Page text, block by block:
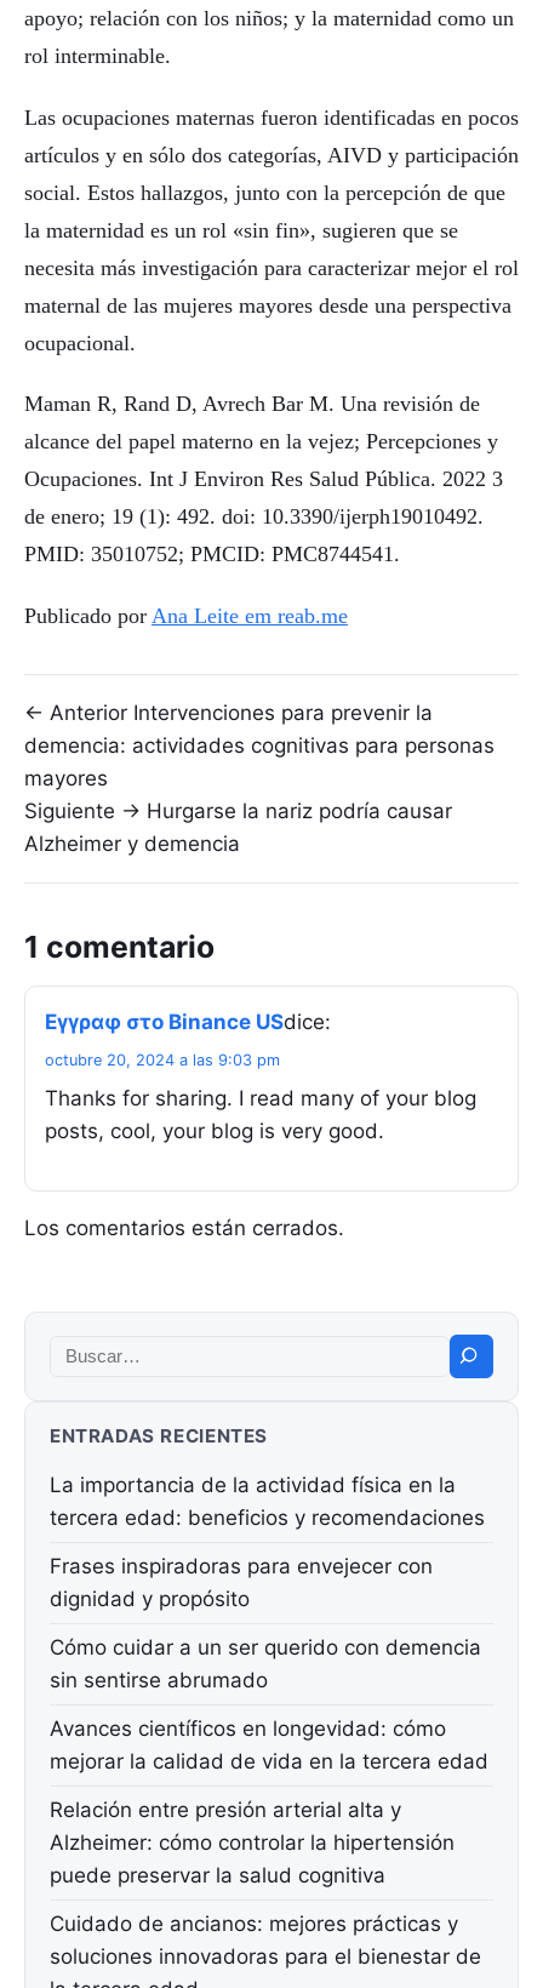
apoyo; relación con los niños; y la maternidad como un
rol interminable.
Las ocupaciones maternas fueron identificadas en pocos
artículos y en sólo dos categorías, AIVD y participación
social. Estos hallazgos, junto con la percepción de que
la maternidad es un rol «sin fin», sugieren que se
necesita más investigación para caracterizar mejor el rol
maternal de las mujeres mayores desde una perspectiva
ocupacional.
Maman R, Rand D, Avrech Bar M. Una revisión de
alcance del papel materno en la vejez; Percepciones y
Ocupaciones. Int J Environ Res Salud Pública. 2022 3
de enero; 19 (1): 492. doi: 10.3390/ijerph19010492.
PMID: 35010752; PMCID: PMC8744541.
Publicado por Ana Leite em reab.me
Navegación de entradas
← Anterior Intervenciones para prevenir la
demencia: actividades cognitivas para personas
mayores
Siguiente → Hurgarse la nariz podría causar
Alzheimer y demencia
1 comentario
Εγγραφ στο Binance USdice:
octubre 20, 2024 a las 9:03 pm
Thanks for sharing. I read many of your blog
posts, cool, your blog is very good.
Los comentarios están cerrados.
Buscar:
ENTRADAS RECIENTES
La importancia de la actividad física en la
tercera edad: beneficios y recomendaciones
Frases inspiradoras para envejecer con
dignidad y propósito
Cómo cuidar a un ser querido con demencia
sin sentirse abrumado
Avances científicos en longevidad: cómo
mejorar la calidad de vida en la tercera edad
Relación entre presión arterial alta y
Alzheimer: cómo controlar la hipertensión
puede preservar la salud cognitiva
Cuidado de ancianos: mejores prácticas y
soluciones innovadoras para el bienestar de